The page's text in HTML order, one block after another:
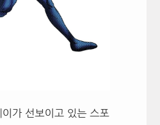
가 선보이고 있는 스포